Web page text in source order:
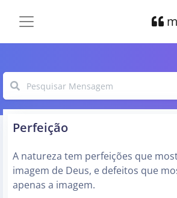
Perfeição
A natureza tem perfeições que
imagem de Deus, e defeitos que
apenas a imagem.